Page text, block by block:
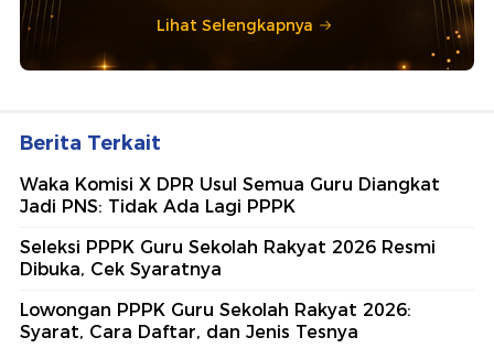
Lihat Selengkapnya
Berita Terkait
Waka Komisi X DPR Usul Semua Guru Diangkat
Jadi PNS: Tidak Ada Lagi PPPK
Seleksi PPPK Guru Sekolah Rakyat 2026 Resmi
Dibuka, Cek Syaratnya
Lowongan PPPK Guru Sekolah Rakyat 2026:
Syarat, Cara Daftar, dan Jenis Tesnya